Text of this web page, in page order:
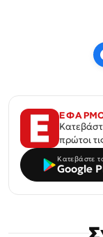
πρώτοι
Κατεβάστε
Google